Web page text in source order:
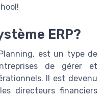
ERP?
est un type de
de gérer et
Il est devenu
directeurs financiers